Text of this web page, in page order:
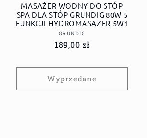
MASAŻER WODNY DO STÓP
SPA DLA STÓP GRUNDIG 80W 5
FUNKCJI HYDROMASAŻER 5W1
Dostawca:
GRUNDIG
Cena
189,00 zł
Wyprzedane